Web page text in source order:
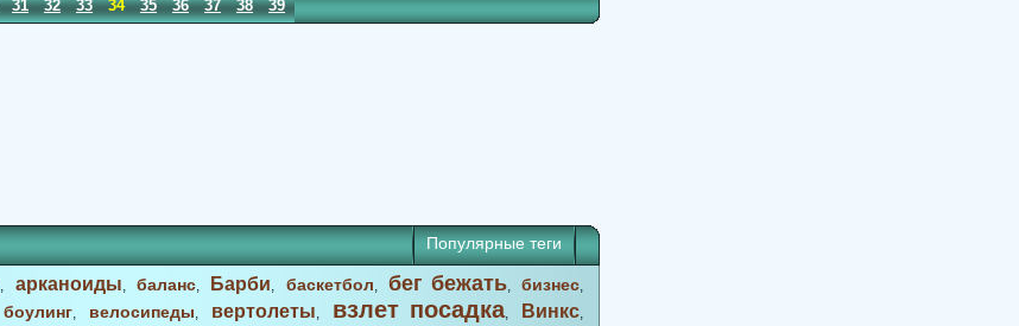
31 32 33 34 35 36 37 38 39 40
Популярные теги
, арканоиды, баланс, Барби, баскетбол, бег бежать,бизнес,
боулинг, велосипеды, вертолеты, взлет посадка, Винкс,